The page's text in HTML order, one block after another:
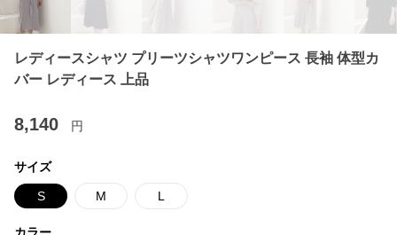
レディースシャツ プリーツシャツワンピース 長袖 体型カ
バー レディース 上品
8,140 円
サイズ
S M L